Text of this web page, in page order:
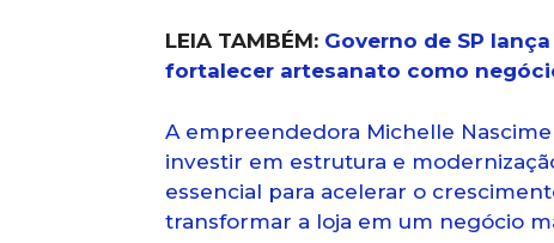
LEIA TAMBÉM: Governo de SP
fortalecer artesanato como
A empreendedora Michelle
investir em estrutura e
essencial para acelerar o
transformar a loja em um negócio